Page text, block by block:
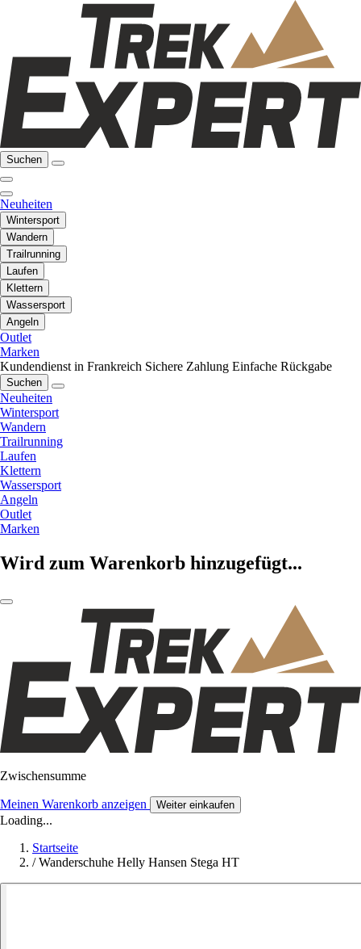
Suchen
Neuheiten
Wintersport
Wandern
Trailrunning
Laufen
Klettern
Wassersport
Angeln
Outlet
Marken
Kundendienst in Frankreich Sichere Zahlung Einfache Rückgabe
Suchen
Neuheiten
Wintersport
Wandern
Trailrunning
Laufen
Klettern
Wassersport
Angeln
Outlet
Marken
Wird zum Warenkorb hinzugefügt...
Zwischensumme
Meinen Warenkorb anzeigen Weiter einkaufen
Loading...
Startseite
/ Wanderschuhe Helly Hansen Stega HT